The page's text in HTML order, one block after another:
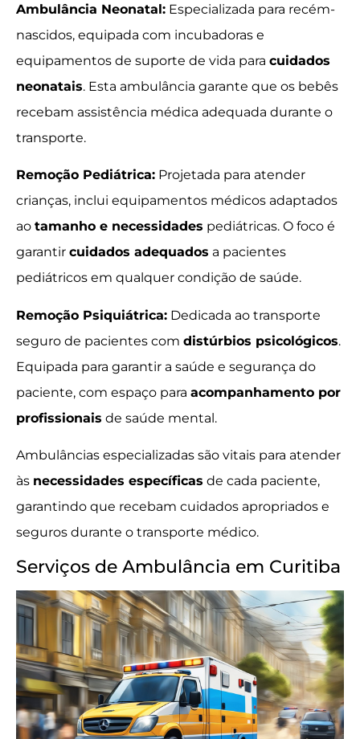
Ambulância Neonatal: Especializada para recém-
nascidos, equipada com incubadoras e
equipamentos de suporte de vida para cuidados
neonatais. Esta ambulância garante que os bebês
recebam assistência médica adequada durante o
transporte.
Remoção Pediátrica: Projetada para atender
crianças, inclui equipamentos médicos adaptados
ao tamanho e necessidades pediátricas. O foco é
garantir cuidados adequados a pacientes
pediátricos em qualquer condição de saúde.
Remoção Psiquiátrica: Dedicada ao transporte
seguro de pacientes com distúrbios psicológicos.
Equipada para garantir a saúde e segurança do
paciente, com espaço para acompanhamento por
profissionais de saúde mental.
Ambulâncias especializadas são vitais para atender
às necessidades específicas de cada paciente,
garantindo que recebam cuidados apropriados e
seguros durante o transporte médico.
Serviços de Ambulância em Curitiba